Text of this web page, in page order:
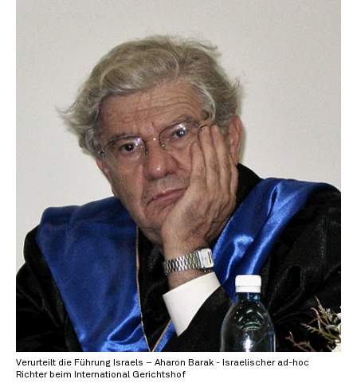
Verurteilt die Führung Israels – Aharon Barak - Israelischer ad-hoc
Richter beim International Gerichtshof